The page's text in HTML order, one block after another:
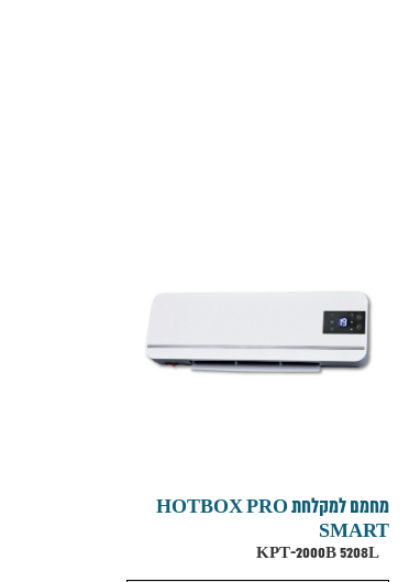
מחמם למקלחת HOTBOX PRO
SMART
KPT-2000B 5208L